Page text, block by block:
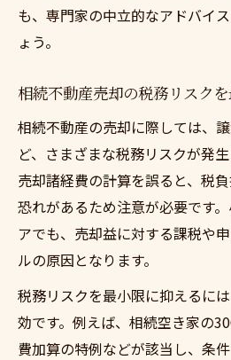
も、専門家の中立的なアドバイ
ょう。
相続不動産売却の税務リスク
相続不動産の売却に際しては、
ど、さまざまな税務リスクが発
売却諸経費の計算を誤ると、税
恐れがあるため注意が必要です
アでも、売却益に対する課税や
ルの原因となります。
税務リスクを最小限に抑えるに
効です。例えば、相続空き家の
費加算の特例などが該当し、条